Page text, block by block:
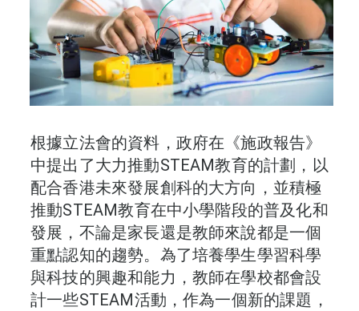
根據立法會的資料，政府在《施政報告》
中提出了大力推動STEAM教育的計劃，以
配合香港未來發展創科的大方向，並積極
推動STEAM教育在中小學階段的普及化和
發展，不論是家長還是教師來說都是一個
重點認知的趨勢。為了培養學生學習科學
與科技的興趣和能力，教師在學校都會設
計一些STEAM活動，作為一個新的課題，